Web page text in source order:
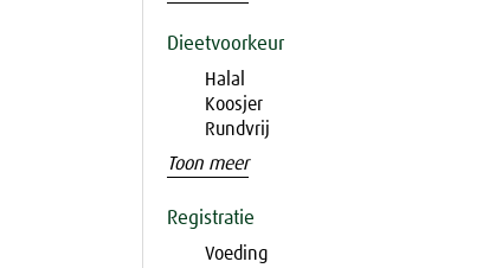
Dieetvoorkeur
Halal
Koosjer
Rundvrij
Toon meer
Registratie
Voeding